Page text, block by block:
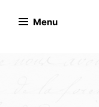
Menu